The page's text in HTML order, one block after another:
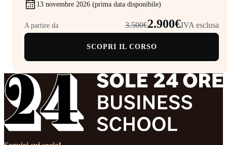
13 novembre 2026 (prima data disponibile)
A partire da 3.500€2.900€IVA esclusa
SCOPRI IL CORSO